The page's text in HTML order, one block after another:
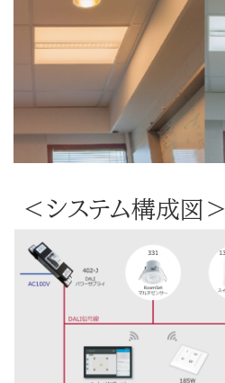
＜システム構成図＞